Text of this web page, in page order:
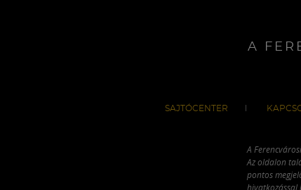
A
SAJTÓCENTER
A
Az oldalon
pontos
hivatkozással